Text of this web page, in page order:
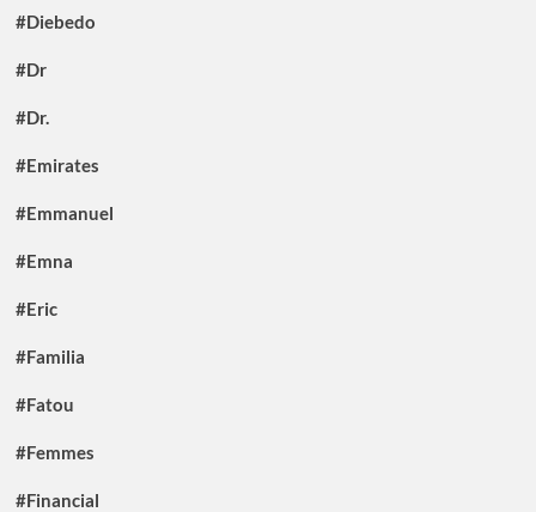
#Diebedo
#Dr
#Dr.
#Emirates
#Emmanuel
#Emna
#Eric
#Familia
#Fatou
#Femmes
#Financial